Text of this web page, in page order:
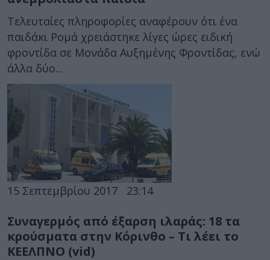
Τελευταίες πληροφορίες αναφέρουν ότι ένα
παιδάκι Ρομά χρειάστηκε λίγες ώρες ειδική
φροντίδα σε Μονάδα Αυξημένης Φροντίδας, ενώ
άλλα δύο...
15 Σεπτεμβρίου 2017 23:14
Συναγερμός από έξαρση ιλαράς: 18 τα
κρούσματα στην Κόρινθο – Τι λέει το
ΚΕΕΛΠΝΟ (vid)